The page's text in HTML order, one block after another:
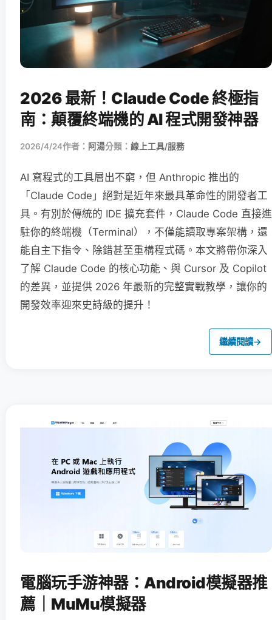
2026 最新！Claude Code 終極指
南：顛覆終端機的 AI 程式開發神器
2026/4/24作者： 阿湯分類： 線上工具/服務
AI 寫程式的工具層出不窮，但 Anthropic 推出的
「Claude Code」絕對是近年來最具革命性的開發者工
具。有別於傳統的 IDE 擴充套件，Claude Code 直接進
駐你的終端機（Terminal），不僅能讀取專案架構，還
能自主下指令、除錯甚至重構程式碼。本文將帶你深入
了解 Claude Code 的核心功能、與 Cursor 及 Copilot
的差異，並提供 2026 年最新的完整實戰教學，讓你的
開發效率迎來史詩級的提升！
繼續閱讀→
電腦玩手游神器：Android模擬器推
薦｜MuMu模擬器